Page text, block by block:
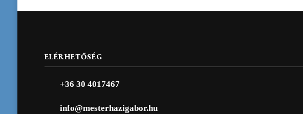
ELÉRHETŐSÉG
+36 30 4017467
info@mesterhazigabor.hu